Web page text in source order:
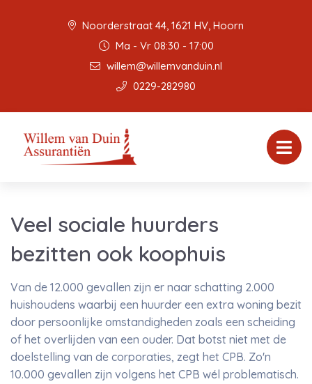
Noorderstraat 44, 1621 HV, Hoorn
Ma - Vr 08:30 - 17:00
willem@willemvanduin.nl
0229-282980
Veel sociale huurders
bezitten ook koophuis
Van de 12.000 gevallen zijn er naar schatting 2.000
huishoudens waarbij een huurder een extra woning bezit
door persoonlijke omstandigheden zoals een scheiding
of het overlijden van een ouder. Dat botst niet met de
doelstelling van de corporaties, zegt het CPB. Zo'n
10.000 gevallen zijn volgens het CPB wél problematisch.